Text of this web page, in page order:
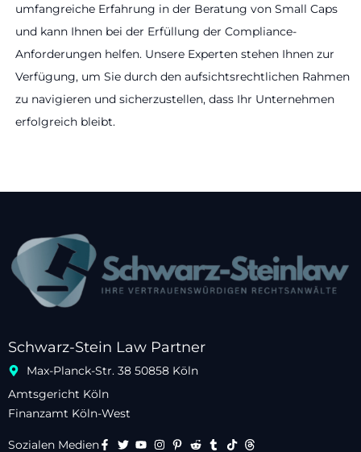
umfangreiche Erfahrung in der Beratung von Small Caps
und kann Ihnen bei der Erfüllung der Compliance-
Anforderungen helfen. Unsere Experten stehen Ihnen zur
Verfügung, um Sie durch den aufsichtsrechtlichen Rahmen
zu navigieren und sicherzustellen, dass Ihr Unternehmen
erfolgreich bleibt.
Schwarz-Stein Law Partner
Max-Planck-Str. 38 50858 Köln
Amtsgericht Köln
Finanzamt Köln-West
Sozialen Medien